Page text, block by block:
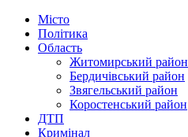
Місто
Політика
Область
Житомирський район
Бердичівський район
Звягельський район
Коростенський район
ДТП
Кримінал